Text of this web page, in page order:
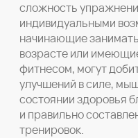
сложность
индивидуальными
начинающие
возрасте или
фитнесом, могут
улучшений в силе,
состоянии здоровья
и правильно
тренировок.